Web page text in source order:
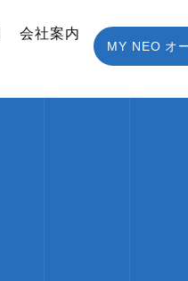
会社案内
MY NEO オ